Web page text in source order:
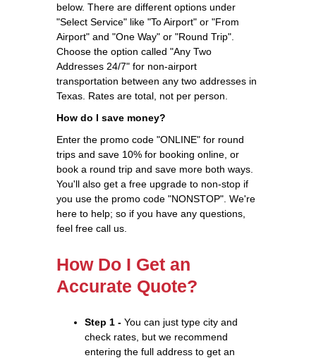
below. There are different options under
"Select Service" like "To Airport" or "From
Airport" and "One Way" or "Round Trip".
Choose the option called "Any Two
Addresses 24/7" for non-airport
transportation between any two addresses in
Texas. Rates are total, not per person.
How do I save money?
Enter the promo code "ONLINE" for round
trips and save 10% for booking online, or
book a round trip and save more both ways.
You'll also get a free upgrade to non-stop if
you use the promo code "NONSTOP". We're
here to help; so if you have any questions,
feel free call us.
How Do I Get an
Accurate Quote?
Step 1 - You can just type city and
check rates, but we recommend
entering the full address to get an